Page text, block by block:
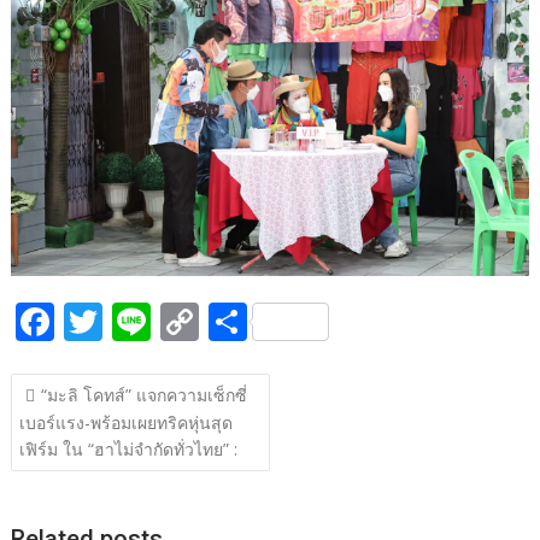
o
o
k
Li
n
k
F
ac
e
b
o
T
w
itt
er
Li
n
e
C
o
p
y
Li
S
h
แนะแนว
เรื่อง
“มะลิ โคทส์” แจกความเซ็กซี่
เบอร์แรง-พร้อมเผยทริคหุ่นสุด
เฟิร์ม ใน “ฮาไม่จำกัดทั่วไทย” :